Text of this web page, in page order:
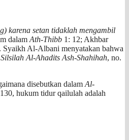
karena setan tidaklah mengambil
dalam Ath-Thibb 1: 12; Akhbar
Syaikh Al-Albani menyatakan bahwa
Silsilah Al-Ahadits Ash-Shahihah, no.
disebutkan dalam Al-
hukum tidur qailulah adalah